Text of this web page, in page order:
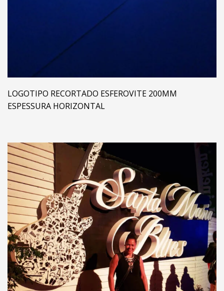
LOGOTIPO RECORTADO ESFEROVITE 200MM
ESPESSURA HORIZONTAL